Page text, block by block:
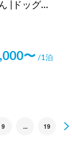
奥播磨RVパークin森のようちえん |ドッグラン/大自然BBQ/大阪より2h/神戸より1.5h/棚田遺産/兵庫
〜 /1泊
9 ... 19